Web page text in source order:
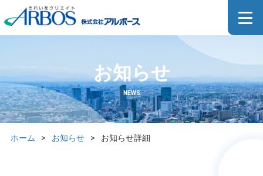
お知らせ
NEWS
ホーム > お知らせ > お知らせ詳細